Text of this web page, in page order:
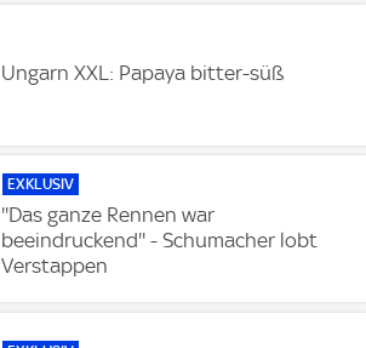
Ungarn XXL: Papaya bitter-süß
EXKLUSIV
''Das ganze Rennen war
beeindruckend'' - Schumacher lobt
Verstappen